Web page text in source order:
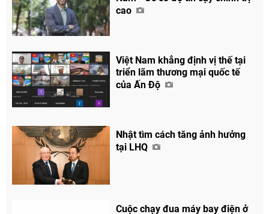
cao
Việt Nam khẳng định vị thế tại
triển lãm thương mại quốc tế
của Ấn Độ
Nhật tìm cách tăng ảnh hưởng
tại LHQ
Cuộc chạy đua máy bay điện ở